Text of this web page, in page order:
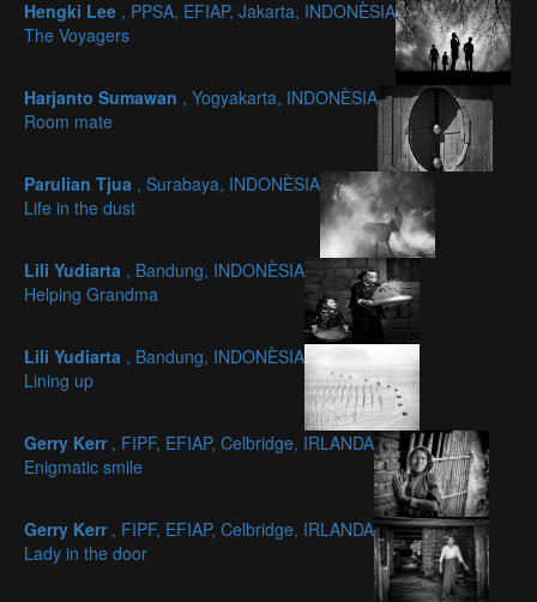
Hengki Lee , PPSA, EFIAP, Jakarta, INDONÈSIA
The Voyagers
Harjanto Sumawan , Yogyakarta, INDONÈSIA
Room mate
Parulian Tjua , Surabaya, INDONÈSIA
Life in the dust
Lili Yudiarta , Bandung, INDONÈSIA
Helping Grandma
Lili Yudiarta , Bandung, INDONÈSIA
Lining up
Gerry Kerr , FIPF, EFIAP, Celbridge, IRLANDA
Enigmatic smile
Gerry Kerr , FIPF, EFIAP, Celbridge, IRLANDA
Lady in the door